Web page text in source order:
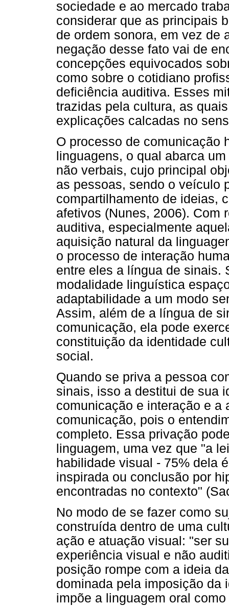
sociedade e ao mercado
considerar que as principais
de ordem sonora, em vez de
negação desse fato vai de
concepções equivocados
como sobre o cotidiano
deficiência auditiva. Esses
trazidas pela cultura, as
explicações calcadas no
O processo de comunicação
linguagens, o qual abarca
não verbais, cujo principal
as pessoas, sendo o veículo
compartilhamento de ideias,
afetivos (Nunes, 2006). Com
auditiva, especialmente
aquisição natural da
o processo de interação
entre eles a língua de sinais.
modalidade linguística
adaptabilidade a um modo
Assim, além de a língua de
comunicação, ela pode
constituição da identidade
social.
Quando se priva a pessoa
sinais, isso a destitui de sua
comunicação e interação e a
comunicação, pois o
completo. Essa privação
linguagem, uma vez que "a
habilidade visual - 75% dela
inspirada ou conclusão por
encontradas no contexto"
No modo de se fazer como
construída dentro de uma
ação e atuação visual: "ser
experiência visual e não
posição rompe com a ideia
dominada pela imposição da
impõe a linguagem oral